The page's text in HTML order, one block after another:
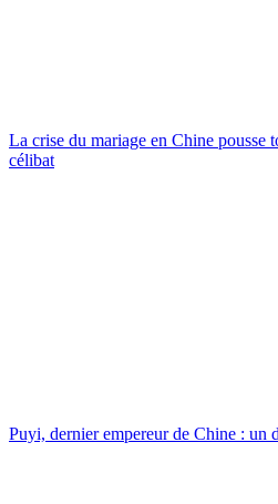
La crise du mariage en Chine pousse
célibat
Puyi, dernier empereur de Chine : un